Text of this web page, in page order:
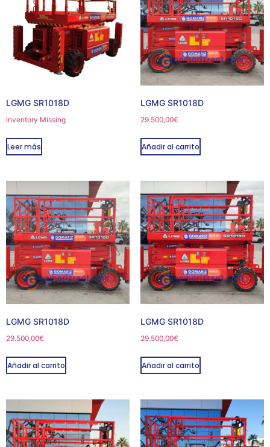
LGMG SR1018D
Inventory Missing
Leer más
LGMG SR1018D
29.500,00€
Añadir al carrito
LGMG SR1018D
29.500,00€
Añadir al carrito
LGMG SR1018D
29.500,00€
Añadir al carrito